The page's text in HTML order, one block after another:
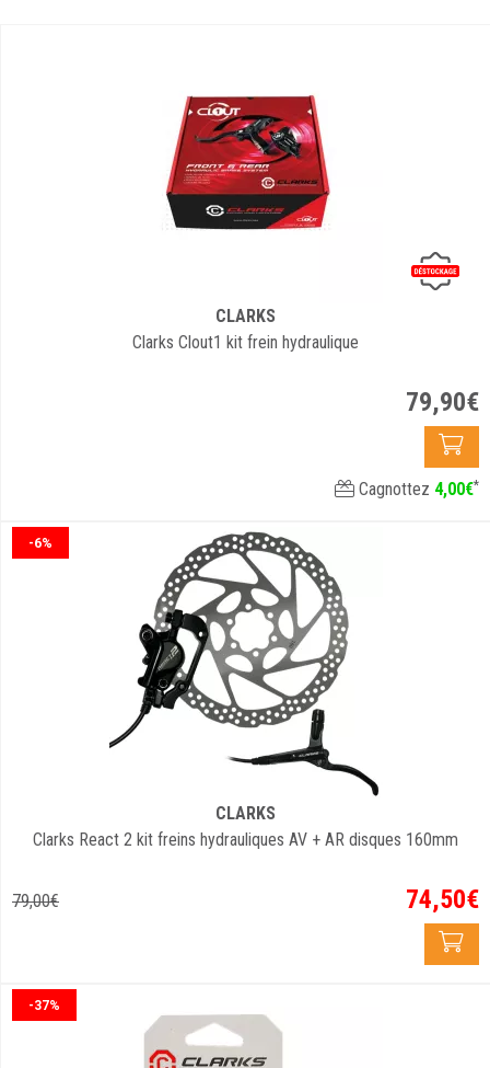
CLARKS
Clarks Clout1 kit frein hydraulique
79,90€
Cagnottez 4,00€*
-6%
CLARKS
Clarks React 2 kit freins hydrauliques AV + AR disques 160mm
79,00€ 74,50€
-37%